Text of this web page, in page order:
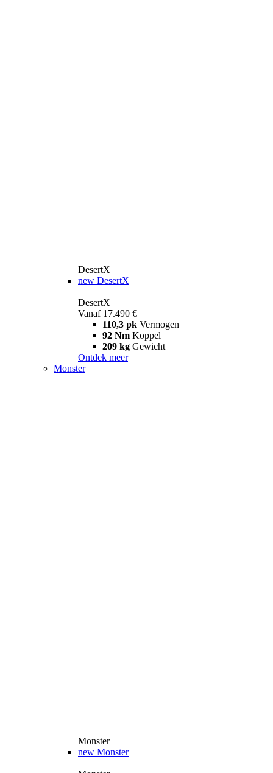
DesertX
new DesertX
DesertX
Vanaf 17.490 €
110,3 pk Vermogen
92 Nm Koppel
209 kg Gewicht
Ontdek meer
Monster
Monster
new Monster